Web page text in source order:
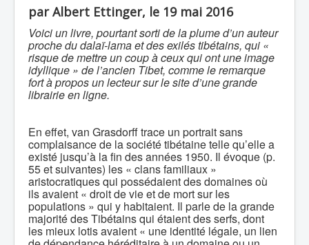
par Albert Ettinger, le 19 mai 2016
Voici un livre, pourtant sorti de la plume d’un auteur
proche du dalaï-lama et des exilés tibétains, qui «
risque de mettre un coup à ceux qui ont une image
idyllique » de l’ancien Tibet, comme le remarque
fort à propos un lecteur sur le site d’une grande
librairie en ligne.
En effet, van Grasdorff trace un portrait sans
complaisance de la société tibétaine telle qu’elle a
existé jusqu’à la fin des années 1950. Il évoque (p.
55 et suivantes) les « clans familiaux »
aristocratiques qui possédaient des domaines où
ils avaient « droit de vie et de mort sur les
populations » qui y habitaient. Il parle de la grande
majorité des Tibétains qui étaient des serfs, dont
les mieux lotis avaient « une identité légale, un lien